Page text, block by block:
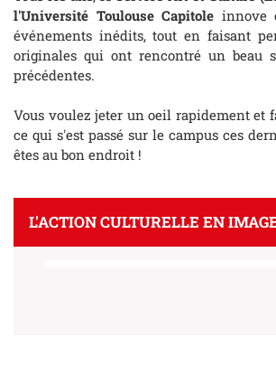
l'Université Toulouse Capitole innove
événements inédits, tout en faisant
originales qui ont rencontré un beau
précédentes.
Vous voulez jeter un oeil rapidement et
ce qui s'est passé sur le campus ces
êtes au bon endroit !
L'ACTION CULTURELLE EN